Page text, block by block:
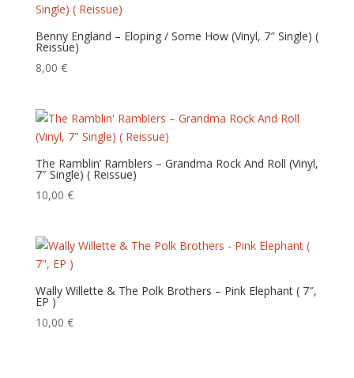
Benny England – Eloping / Some How (Vinyl, 7″ Single) (
Reissue)
8,00 €
The Ramblin’ Ramblers – Grandma Rock And Roll (Vinyl,
7″ Single) ( Reissue)
10,00 €
Wally Willette & The Polk Brothers – Pink Elephant ( 7″,
EP )
10,00 €